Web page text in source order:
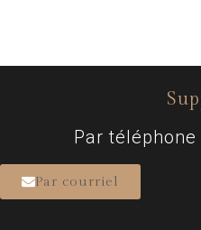
Par téléphone
Par courriel